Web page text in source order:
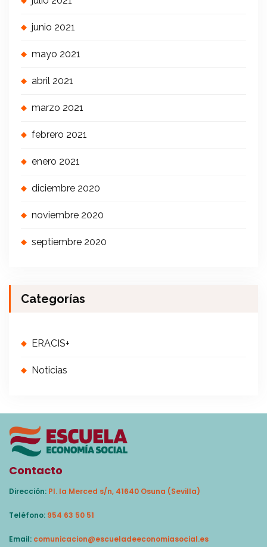
junio 2021
mayo 2021
abril 2021
marzo 2021
febrero 2021
enero 2021
diciembre 2020
noviembre 2020
septiembre 2020
Categorías
ERACIS+
Noticias
Contacto
Dirección: Pl. la Merced s/n, 41640 Osuna (Sevilla)
Teléfono: 954 63 50 51
Email: comunicacion@escueladeeconomiasocial.es